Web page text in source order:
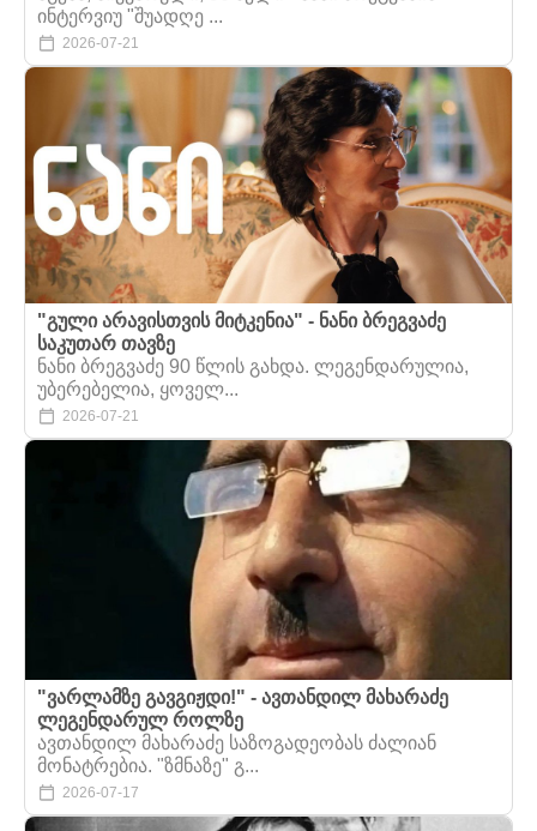
ინტერვიუ "შუადღე ...
2026-07-21
"გული არავისთვის მიტკენია" - ნანი ბრეგვაძე
საკუთარ თავზე
ნანი ბრეგვაძე 90 წლის გახდა. ლეგენდარულია,
უბერებელია, ყოველ...
2026-07-21
"ვარლამზე გავგიჟდი!" - ავთანდილ მახარაძე
ლეგენდარულ როლზე
ავთანდილ მახარაძე საზოგადეობას ძალიან
მონატრებია. "ზმნაზე" გ...
2026-07-17